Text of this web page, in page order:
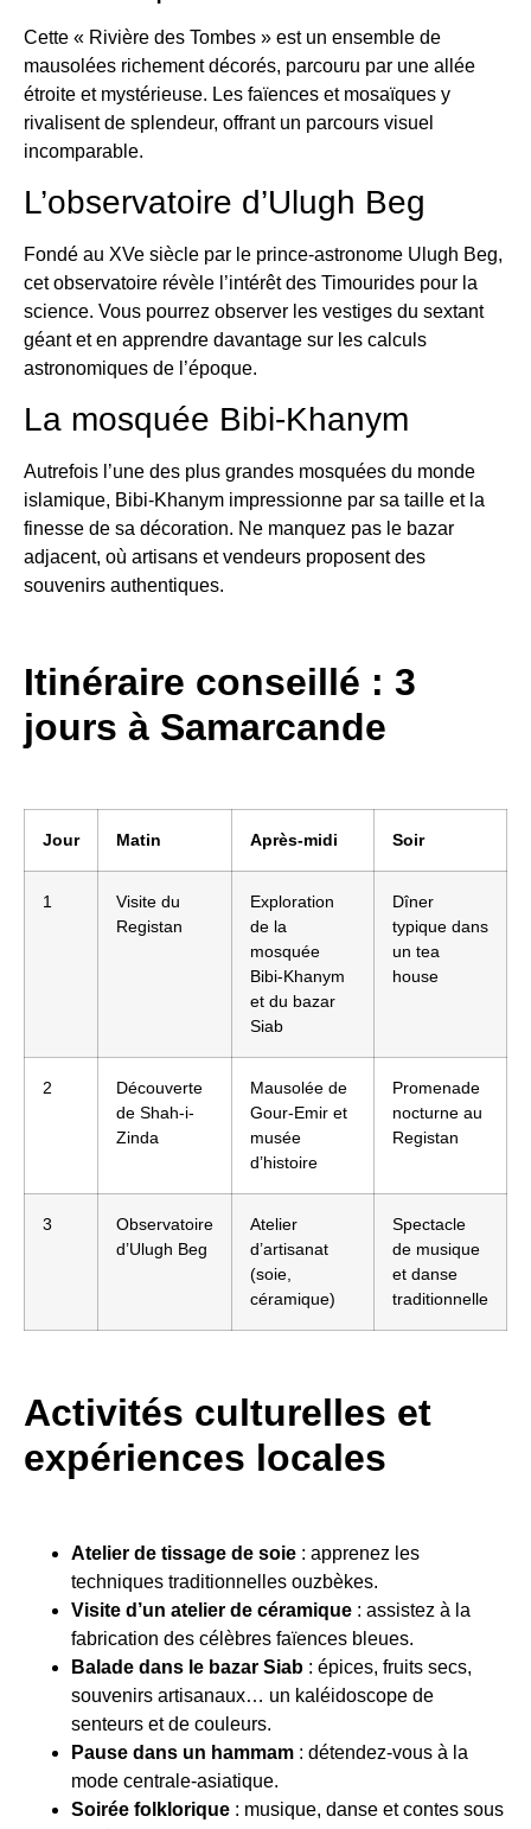
Cette « Rivière des Tombes » est un ensemble de
mausolées richement décorés, parcouru par une allée
étroite et mystérieuse. Les faïences et mosaïques y
rivalisent de splendeur, offrant un parcours visuel
incomparable.
L’observatoire d’Ulugh Beg
Fondé au XVe siècle par le prince-astronome Ulugh Beg,
cet observatoire révèle l’intérêt des Timourides pour la
science. Vous pourrez observer les vestiges du sextant
géant et en apprendre davantage sur les calculs
astronomiques de l’époque.
La mosquée Bibi-Khanym
Autrefois l’une des plus grandes mosquées du monde
islamique, Bibi-Khanym impressionne par sa taille et la
finesse de sa décoration. Ne manquez pas le bazar
adjacent, où artisans et vendeurs proposent des
souvenirs authentiques.
Itinéraire conseillé : 3
jours à Samarcande
Jour Matin Après-midi Soir
1
Visite du
Registan
Exploration
de la
mosquée
Bibi-Khanym
et du bazar
Siab
Dîner
typique dans
un tea
house
2
Découverte
de Shah-i-
Zinda
Mausolée de
Gour-Emir et
musée
d’histoire
Promenade
nocturne au
Registan
3
Observatoire
d’Ulugh Beg
Atelier
d’artisanat
(soie,
céramique)
Spectacle
de musique
et danse
traditionnelle
Activités culturelles et
expériences locales
Atelier de tissage de soie : apprenez les
techniques traditionnelles ouzbèkes.
Visite d’un atelier de céramique : assistez à la
fabrication des célèbres faïences bleues.
Balade dans le bazar Siab : épices, fruits secs,
souvenirs artisanaux… un kaléidoscope de
senteurs et de couleurs.
Pause dans un hammam : détendez-vous à la
mode centrale-asiatique.
Soirée folklorique : musique, danse et contes sous